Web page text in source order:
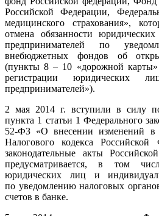
Российской Федерации,
медицинского страхования»,
отмена обязанности
предпринимателей по
внебюджетных фондов об
(пункты 8 – 10 «дорожной
регистрации юридических
предпринимателей»).
2 мая 2014 г. вступили в силу
пункта 1 статьи 1 Федерального
52-ФЗ «О внесении изменений
Налогового кодекса
законодательные акты
предусматривается, в том
юридических лиц и
по уведомлению налоговых
счетов в банке.